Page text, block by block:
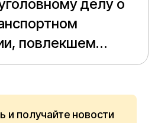
делу о
повлекшем
и получайте новости